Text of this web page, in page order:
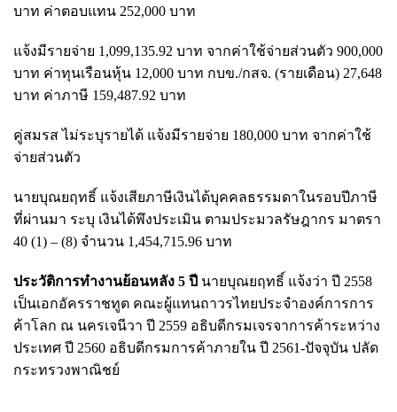
บาท ค่าตอบแทน 252,000 บาท
แจ้งมีรายจ่าย 1,099,135.92 บาท จากค่าใช้จ่ายส่วนตัว 900,000
บาท ค่าทุนเรือนหุ้น 12,000 บาท กบข./กสจ. (รายเดือน) 27,648
บาท ค่าภาษี 159,487.92 บาท
คู่สมรส ไม่ระบุรายได้ แจ้งมีรายจ่าย 180,000 บาท จากค่าใช้
จ่ายส่วนตัว
นายบุณยฤทธิ์ แจ้งเสียภาษีเงินได้บุคคลธรรมดาในรอบปีภาษี
ที่ผ่านมา ระบุ เงินได้พึงประเมิน ตามประมวลรัษฎากร มาตรา
40 (1) – (8) จำนวน 1,454,715.96 บาท
ประวัติการทำงานย้อนหลัง 5 ปี นายบุณยฤทธิ์ แจ้งว่า ปี 2558
เป็นเอกอัครราชทูต คณะผู้แทนถาวรไทยประจำองค์การการ
ค้าโลก ณ นครเจนีวา ปี 2559 อธิบดีกรมเจรจาการค้าระหว่าง
ประเทศ ปี 2560 อธิบดีกรมการค้าภายใน ปี 2561-ปัจจุบัน ปลัด
กระทรวงพาณิชย์